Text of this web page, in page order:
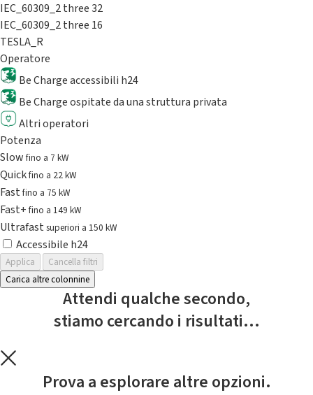
IEC_60309_2 three 32
IEC_60309_2 three 16
TESLA_R
Operatore
Be Charge accessibili h24
Be Charge ospitate da una struttura privata
Altri operatori
Potenza
Slowfino a 7 kW
Quickfino a 22 kW
Fastfino a 75 kW
Fast+fino a 149 kW
Ultrafast superiori a 150 kW
Accessibile h24
Applica
Cancella filtri
Carica altre colonnine
Attendi qualche secondo,
stiamo cercando i risultati...
Prova a esplorare altre opzioni.